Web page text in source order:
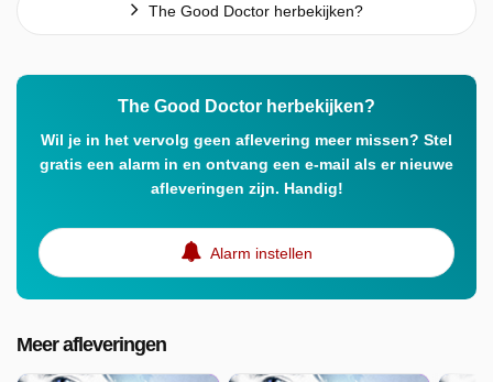
The Good Doctor herbekijken?
The Good Doctor herbekijken?
Wil je in het vervolg geen aflevering meer missen? Stel
gratis een alarm in en ontvang een e-mail als er nieuwe
afleveringen zijn. Handig!
Alarm instellen
Meer afleveringen